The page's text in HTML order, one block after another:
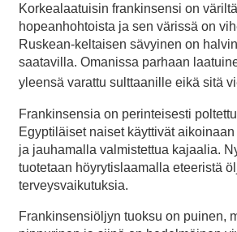
Korkealaatuisin frankinsensi on
hopeanhohtoista ja sen värissä on
Ruskean-keltaisen sävyinen on
saatavilla. Omanissa parhaan
yleensä varattu sulttaanille eikä sitä
Frankinsensia on perinteisesti
Egyptiläiset naiset käyttivät
ja jauhamalla valmistettua kajaalia.
tuotetaan höyrytislaamalla eteeristä
terveysvaikutuksia.
Frankinsensiöljyn tuoksu on puinen,